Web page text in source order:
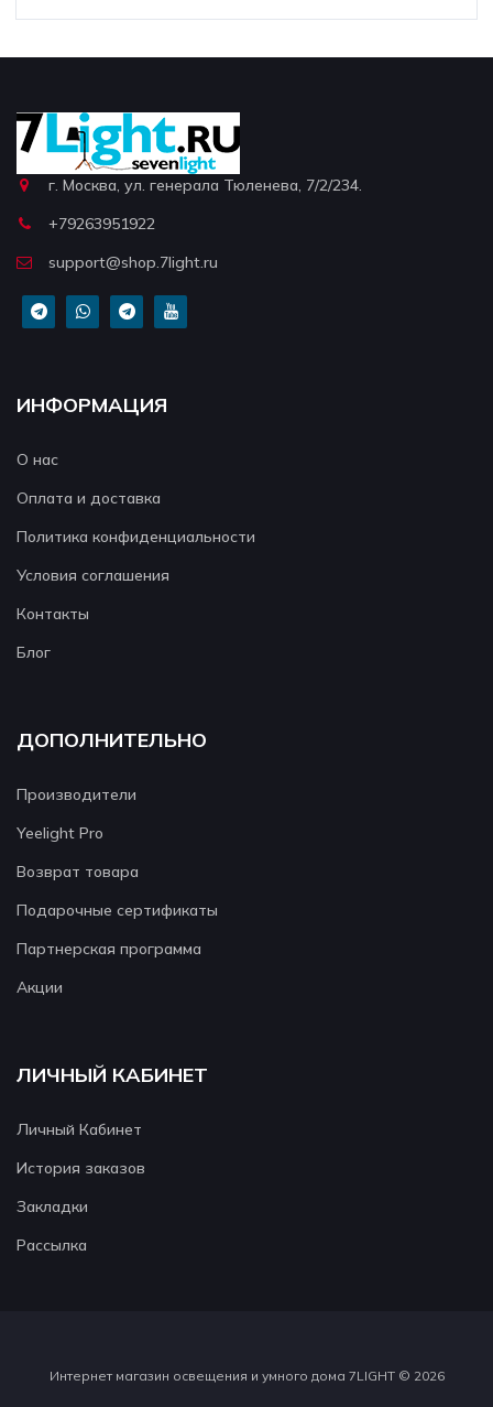
г. Москва, ул. генерала Тюленева, 7/2/234.
+79263951922
support@shop.7light.ru
ИНФОРМАЦИЯ
О нас
Оплата и доставка
Политика конфиденциальности
Условия соглашения
Контакты
Блог
ДОПОЛНИТЕЛЬНО
Производители
Yeelight Pro
Возврат товара
Подарочные сертификаты
Партнерская программа
Акции
ЛИЧНЫЙ КАБИНЕТ
Личный Кабинет
История заказов
Закладки
Рассылка
Интернет магазин освещения и умного дома 7LIGHT © 2026